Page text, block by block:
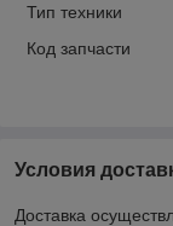
Тип техники
Код запчасти
Условия
Доставка